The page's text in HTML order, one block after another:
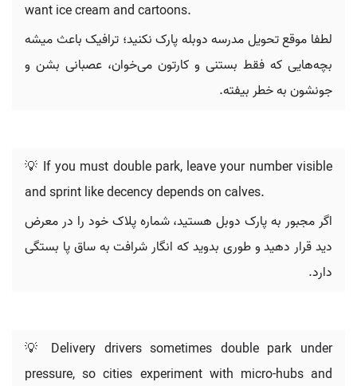
want ice cream and cartoons.
لطفا موقع تحویل مدرسه دوبله پارک نکنید؛ ترافیک باعث میشه
بچه‌هایی که فقط بستنی و کارتون می‌خوان، عصبانی بشن و
جونشون به خطر بیفته.
💡 If you must double park, leave your number visible
and sprint like decency depends on calves.
اگر مجبور به پارک دوبل هستید، شماره پلاک خود را در معرض
دید قرار دهید و طوری بدوید که انگار شرافت به ساق پا بستگی
دارد.
💡 Delivery drivers sometimes double park under
pressure, so cities experiment with micro-hubs and